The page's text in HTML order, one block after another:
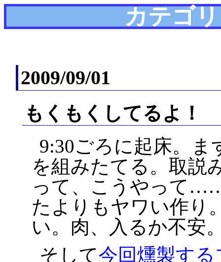
カテゴ
2009/09/01
もくもくしてるよ！
9:30ごろに起床。ま
を組みたてる。取説
って、こうやって
たよりもヤワい作り
い。肉、入るか不安
そして今回燻製す